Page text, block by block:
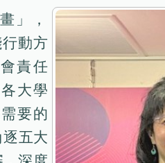
」，
動方
責任
大學
要的
五大